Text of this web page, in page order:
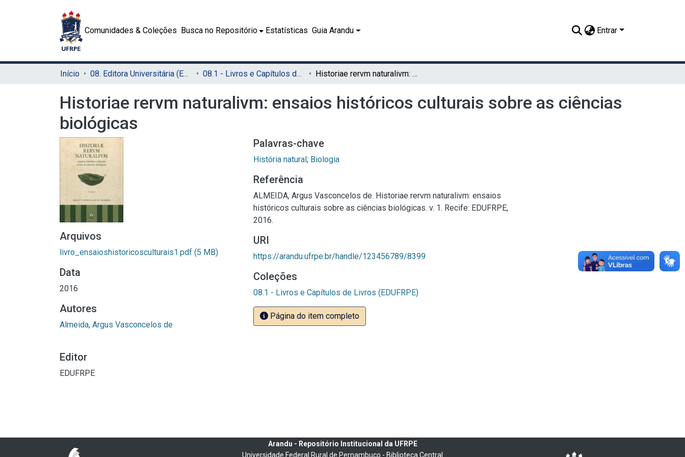
Comunidades & Coleções Busca no Repositório Estatísticas Guia Arandu Entrar
Início 08. Editora Universitária (EDUFRPE) 08.1 - Livros e Capítulos de Livros (EDUFRPE) Historiae rervm naturalivm: ensaios históricos culturais sobre as ciências biológicas
Historiae rervm naturalivm: ensaios históricos culturais sobre as ciências
biológicas
Arquivos
livro_ensaioshistoricosculturais1.pdf (5 MB)
Data
2016
Autores
Almeida, Argus Vasconcelos de
Editor
EDUFRPE
Palavras-chave
História natural; Biologia
Referência
ALMEIDA, Argus Vasconcelos de. Historiae rervm naturalivm: ensaios
históricos culturais sobre as ciências biológicas. v. 1. Recife: EDUFRPE,
2016.
URI
https://arandu.ufrpe.br/handle/123456789/8399
Coleções
08.1 - Livros e Capítulos de Livros (EDUFRPE)
Página do item completo
Arandu - Repositório Institucional da UFRPE
Universidade Federal Rural de Pernambuco - Biblioteca Central